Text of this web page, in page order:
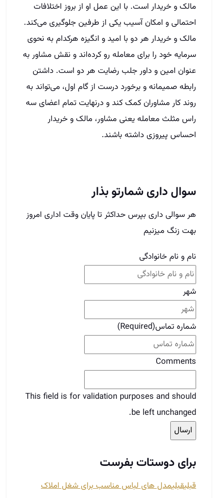
مالک و خریدار است. با این عمل او از بروز اختلافات
احتمالی و امکان آسیب یکی از طرفین جلوگیری می‌کند.
مالک و خریدار هر دو با امید و انگیزه هرکدام به نحوی
سرمایه خود را برای معامله رو کرده‌اند و نقش مشاور به
عنوان امین و داور جلب رضایت هر دو است. داشتن
رابطه صمیمانه و برخورد درست از گام اول، می‌تواند به
روند کار مشاوران کمک کند و درنهایت تمام اعضای سه
راس مثلث معامله یعنی مشاور، مالک و خریدار
احساس پیروزی داشته باشند.
سوال داری شمارتو بذار
هر سوالی داری بپرس حداکثر تا پایان وقت اداری امروز
بهت زنگ میزنیم
نام و نام خانوادگی
شهر
شماره تماس(Required)
Comments
This field is for validation purposes and should
be left unchanged.
برای دوستات بفرست
قبلیقبلیمدل های لباس مناسب برای شغل املاک